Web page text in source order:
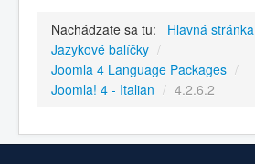
Nachádzate sa tu: Hlavná stránka
Jazykové balíčky /
Joomla 4 Language Packages /
Joomla! 4 - Italian / 4.2.6.2